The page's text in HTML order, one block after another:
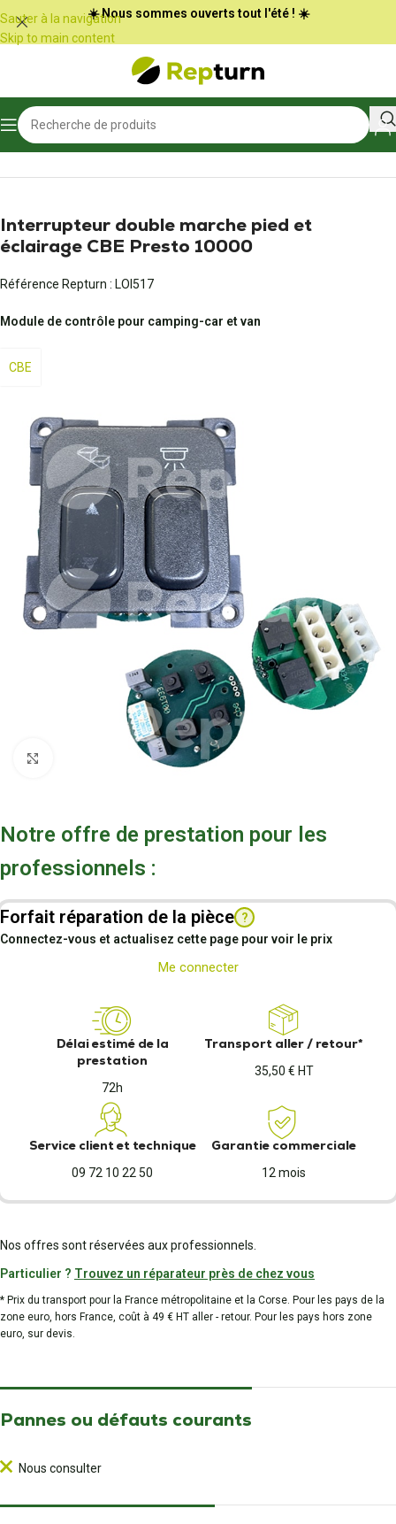
Panneau de gestion des cookies
Sauter à la navigation
Skip to main content
☀️ Nous sommes ouverts tout l'été ! ☀️
Accueil
Interrupteur double marche pied et
éclairage CBE Presto 10000
Référence Repturn : LOI517
Module de contrôle pour camping-car et van
CBE
Cliquez pour agrandir
Notre offre de prestation pour les
professionnels :
Forfait réparation de la pièce ?
Connectez-vous et actualisez cette page pour voir le prix
Me connecter
Délai estimé de la
prestation
72h
Transport aller / retour*
35,50 € HT
Service client et technique
09 72 10 22 50
Garantie commerciale
12 mois
Nos offres sont réservées aux professionnels.
Particulier ? Trouvez un réparateur près de chez vous
* Prix du transport pour la France métropolitaine et la Corse. Pour les pays de la
zone euro, hors France, coût à 49 € HT aller - retour. Pour les pays hors zone
euro, sur devis.
Pannes ou défauts courants
Nous consulter